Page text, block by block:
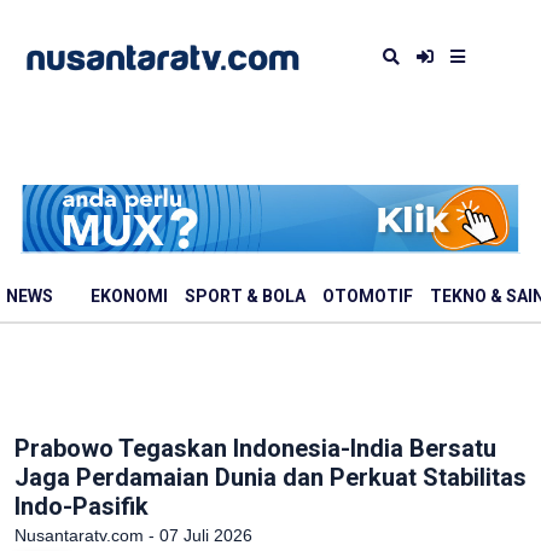
NEWS EKONOMI SPORT & BOLA OTOMOTIF TEKNO &
Prabowo Tegaskan Indonesia-India Bersatu
Jaga Perdamaian Dunia dan Perkuat Stabilitas
Indo-Pasifik
Nusantaratv.com - 07 Juli 2026